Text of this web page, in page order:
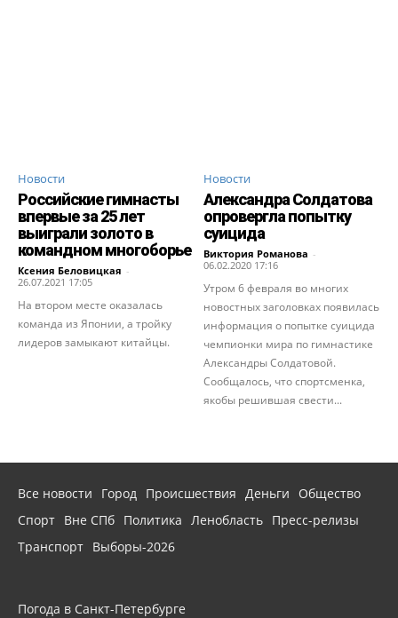
Новости
Российские гимнасты
впервые за 25 лет
выиграли золото в
командном многоборье
Ксения Беловицкая -
26.07.2021 17:05
На втором месте оказалась
команда из Японии, а тройку
лидеров замыкают китайцы.
Новости
Александра Солдатова
опровергла попытку
суицида
Виктория Романова -
06.02.2020 17:16
Утром 6 февраля во многих
новостных заголовках появилась
информация о попытке суицида
чемпионки мира по гимнастике
Александры Солдатовой.
Сообщалось, что спортсменка,
якобы решившая свести...
Все новости Город Происшествия Деньги
Общество
Спорт Вне СПб Политика Ленобласть Пресс-релизы
Транспорт Выборы-2026
Погода в Санкт-Петербурге